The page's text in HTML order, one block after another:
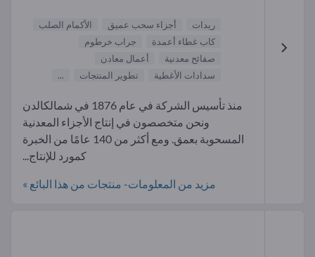
ريدات أجزاء سحب عميق
الأكمام الصلب
كاب غطاء أعمدة
جراب خرطوم
صفائح معدنية
أعمال معادن
سدادات الأغطية
تطوير المنتجات ...
منذ تأسيس الشركة في عام 1876 في شمالكالدن
ونحن متخصصون في إنتاج الأجزاء المعدنية
المسحوبة بعمق. ومع أكثر من 140 عامًا من الخبرة
كمورد للإنتاج...
مزيد من المعلومات- منتجات من هذا البائع »